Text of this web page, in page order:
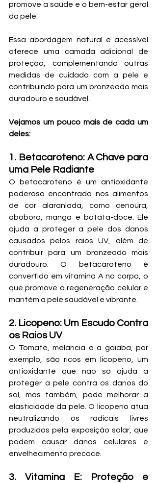
promove a saúde e o bem-estar geral
da pele.
Essa abordagem natural e acessível
oferece uma camada adicional de
proteção, complementando outras
medidas de cuidado com a pele e
contribuindo para um bronzeado mais
duradouro e saudável.
Vejamos um pouco mais de cada um
deles:
1. Betacaroteno: A Chave para
uma Pele Radiante
O betacaroteno é um antioxidante
poderoso encontrado nos alimentos
de cor alaranlada, como cenoura,
abóbora, manga e batata-doce. Ele
ajuda a proteger a pele dos danos
causados pelos raios UV, além de
contribuir para um bronzeado mais
duradouro. O betacaroteno é
convertido em vitamina A no corpo, o
que promove a regeneração celular e
mantém a pele saudável e vibrante.
2. Licopeno: Um Escudo Contra
os Raios UV
O Tomate, melancia e a goiaba, por
exemplo, são ricos em licopeno, um
antioxidante que não só ajuda a
proteger a pele contra os danos do
sol, mas também, pode melhorar a
elasticidade da pele. O licopeno atua
neutralizando os radicais livres
produzidos pela exposição solar, que
podem causar danos celulares e
envelhecimento precoce.
3. Vitamina E: Proteção e